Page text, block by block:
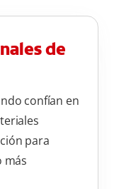
de
confían en
para
más